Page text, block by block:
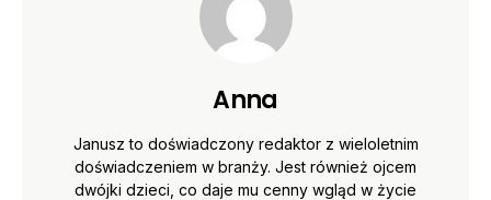
Anna
Janusz to doświadczony redaktor z wieloletnim
doświadczeniem w branży. Jest również ojcem
dwójki dzieci, co daje mu cenny wgląd w życie